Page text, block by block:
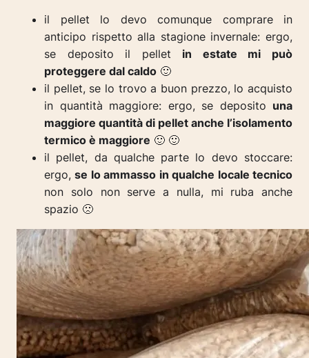
il pellet lo devo comunque comprare in
anticipo rispetto alla stagione invernale: ergo,
se deposito il pellet in estate mi può
proteggere dal caldo 🙂
il pellet, se lo trovo a buon prezzo, lo acquisto
in quantità maggiore: ergo, se deposito una
maggiore quantità di pellet anche l’isolamento
termico è maggiore 🙂 🙂
il pellet, da qualche parte lo devo stoccare:
ergo,se lo ammasso in qualche locale tecnico
non solo non serve a nulla, mi ruba anche
spazio 🙁